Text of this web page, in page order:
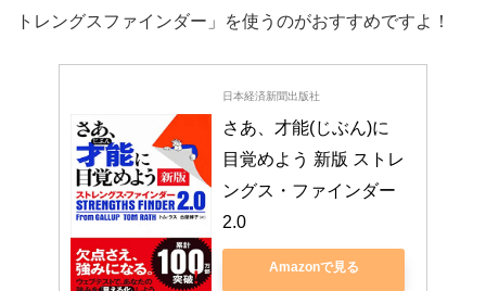
トレングスファインダー」を使うのがおすすめですよ！
日本経済新聞出版社
さあ、才能(じぶん)に
目覚めよう 新版 ストレ
ングス・ファインダー
2.0
Amazonで見る